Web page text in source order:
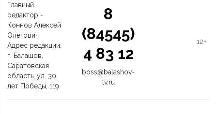
Главный
редактор -
Коннов Алексей
Олегович
Адрес редакции:
г. Балашов,
Саратовская
область, ул. 30
лет Победы, 119.
8
(84545)
4 83 12
boss@balashov-
tv.ru
12+